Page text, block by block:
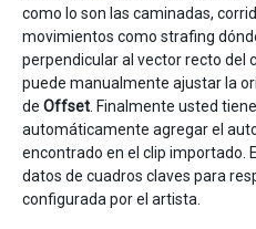
como lo son las caminadas,
movimientos como strafing
perpendicular al vector recto del
puede manualmente ajustar la
de Offset . Finalmente usted
automáticamente agregar el
encontrado en el clip importado.
datos de cuadros claves para
configurada por el artista.